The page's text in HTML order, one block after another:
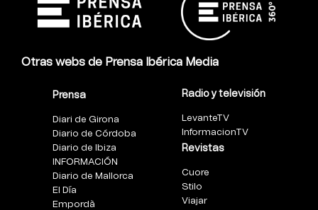
Otras webs de Prensa Ibérica Media
Prensa
Diari de Girona
Diario de Córdoba
Diario de Ibiza
INFORMACIÓN
Diario de Mallorca
El Día
Empordà
Radio y televisión
LevanteTV
InformacionTV
Revistas
Cuore
Stilo
Viajar